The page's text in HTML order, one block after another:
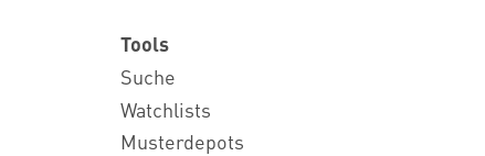
Tools
Suche
Watchlists
Musterdepots